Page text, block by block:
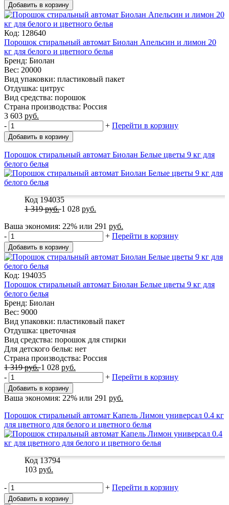
Добавить в корзину
Код: 128640
Порошок стиральный автомат Биолан Апельсин и лимон 20
кг для белого и цветного белья
Бренд: Биолан
Вес: 20000
Вид упаковки: пластиковый пакет
Отдушка: цитрус
Вид средства: порошок
Страна производства: Россия
3 603 руб.
-
+ Перейти в корзину
Добавить в корзину
Порошок стиральный автомат Биолан Белые цветы 9 кг для
белого белья
Код 194035
1 319руб. 1 028 руб.
Ваша экономия: 22% или 291 руб.
-
+ Перейти в корзину
Добавить в корзину
Код: 194035
Порошок стиральный автомат Биолан Белые цветы 9 кг для
белого белья
Бренд: Биолан
Вес: 9000
Вид упаковки: пластиковый пакет
Отдушка: цветочная
Вид средства: порошок для стирки
Для детского белья: нет
Страна производства: Россия
1 319руб. 1 028 руб.
-
+ Перейти в корзину
Добавить в корзину
Ваша экономия: 22% или 291 руб.
Порошок стиральный автомат Капель Лимон универсал 0.4 кг
для цветного для белого и цветного белья
Код 13794
103 руб.
- + Перейти в корзину
Добавить в корзину